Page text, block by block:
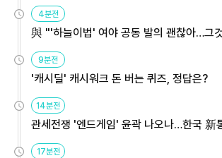
4분전
與 "'하늘이법' 여야 공동 발의 괜찮아…그
9분전
'캐시딜' 캐시워크 돈 버는 퀴즈, 정답은?
14분전
관세전쟁 '엔드게임' 윤곽 나오나…한국 新
용해야
17분전